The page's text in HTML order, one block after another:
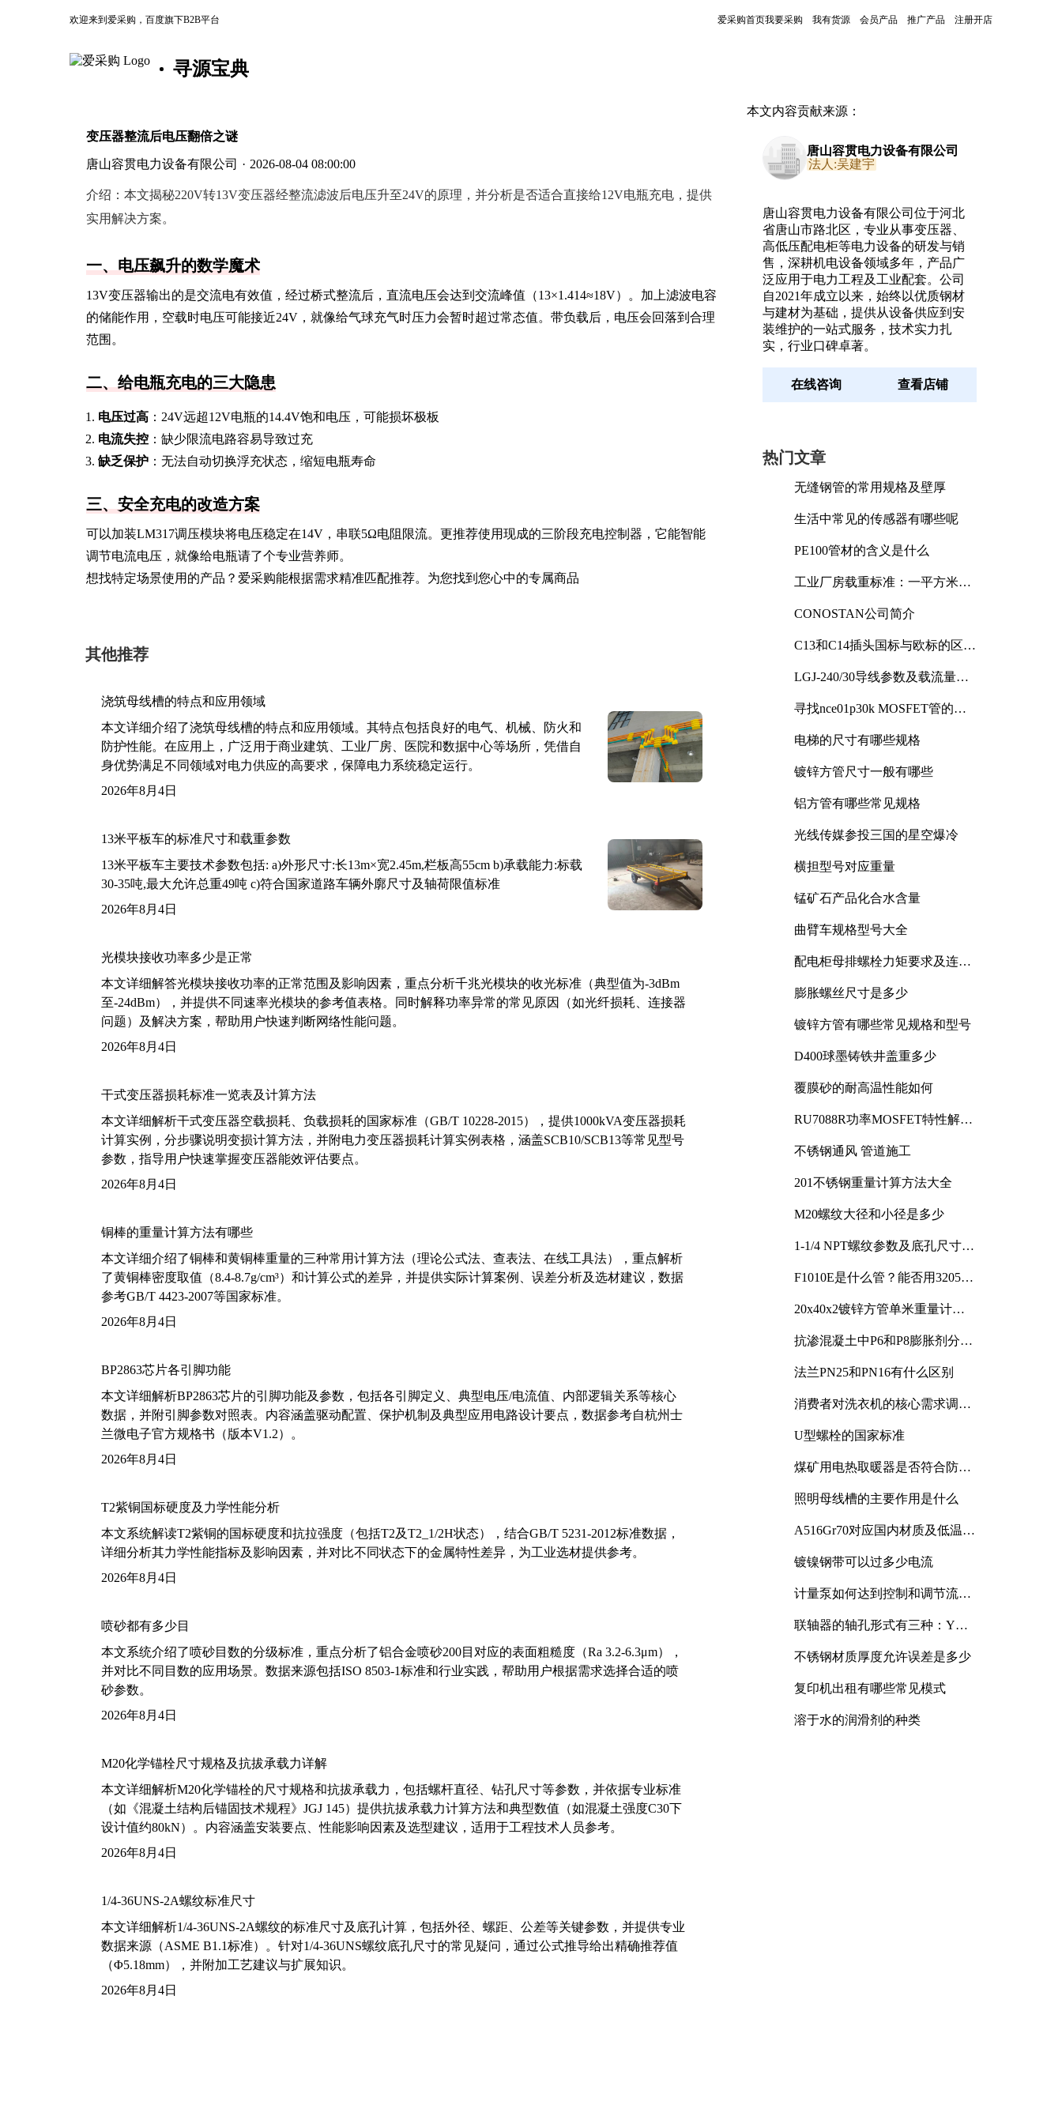
欢迎来到爱采购，百度旗下B2B平台 爱采购首页我要采购 我有货源 会员产品 推广产品 注册开店
寻源宝典
变压器整流后电压翻倍之谜
唐山容贯电力设备有限公司 · 2026-08-04 08:00:00
介绍： 本文揭秘220V转13V变压器经整流滤波后电压升至24V的原理，并分析是否适合直接给12V电瓶充电，提供
实用解决方案。
一、电压飙升的数学魔术
13V变压器输出的是交流电有效值，经过桥式整流后，直流电压会达到交流峰值（13×1.414≈18V）。加上滤波电容
的储能作用，空载时电压可能接近24V，就像给气球充气时压力会暂时超过常态值。带负载后，电压会回落到合理
范围。
二、给电瓶充电的三大隐患
电压过高 ：24V远超12V电瓶的14.4V饱和电压，可能损坏极板
电流失控 ：缺少限流电路容易导致过充
缺乏保护 ：无法自动切换浮充状态，缩短电瓶寿命
三、安全充电的改造方案
可以加装LM317调压模块将电压稳定在14V，串联5Ω电阻限流。更推荐使用现成的三阶段充电控制器，它能智能
调节电流电压，就像给电瓶请了个专业营养师。
想找特定场景使用的产品？爱采购能根据需求精准匹配推荐。为您找到您心中的专属商品
其他推荐
浇筑母线槽的特点和应用领域
本文详细介绍了浇筑母线槽的特点和应用领域。其特点包括良好的电气、机械、防火和
防护性能。在应用上，广泛用于商业建筑、工业厂房、医院和数据中心等场所，凭借自
身优势满足不同领域对电力供应的高要求，保障电力系统稳定运行。
2026年8月4日
13米平板车的标准尺寸和载重参数
13米平板车主要技术参数包括: a)外形尺寸:长13m×宽2.45m,栏板高55cm b)承载能力:标载
30-35吨,最大允许总重49吨 c)符合国家道路车辆外廓尺寸及轴荷限值标准
2026年8月4日
光模块接收功率多少是正常
本文详细解答光模块接收功率的正常范围及影响因素，重点分析千兆光模块的收光标准（典型值为-3dBm
至-24dBm），并提供不同速率光模块的参考值表格。同时解释功率异常的常见原因（如光纤损耗、连接器
问题）及解决方案，帮助用户快速判断网络性能问题。
2026年8月4日
干式变压器损耗标准一览表及计算方法
本文详细解析干式变压器空载损耗、负载损耗的国家标准（GB/T 10228-2015），提供1000kVA变压器损耗
计算实例，分步骤说明变损计算方法，并附电力变压器损耗计算实例表格，涵盖SCB10/SCB13等常见型号
参数，指导用户快速掌握变压器能效评估要点。
2026年8月4日
铜棒的重量计算方法有哪些
本文详细介绍了铜棒和黄铜棒重量的三种常用计算方法（理论公式法、查表法、在线工具法），重点解析
了黄铜棒密度取值（8.4-8.7g/cm³）和计算公式的差异，并提供实际计算案例、误差分析及选材建议，数据
参考GB/T 4423-2007等国家标准。
2026年8月4日
BP2863芯片各引脚功能
本文详细解析BP2863芯片的引脚功能及参数，包括各引脚定义、典型电压/电流值、内部逻辑关系等核心
数据，并附引脚参数对照表。内容涵盖驱动配置、保护机制及典型应用电路设计要点，数据参考自杭州士
兰微电子官方规格书（版本V1.2）。
2026年8月4日
T2紫铜国标硬度及力学性能分析
本文系统解读T2紫铜的国标硬度和抗拉强度（包括T2及T2_1/2H状态），结合GB/T 5231-2012标准数据，
详细分析其力学性能指标及影响因素，并对比不同状态下的金属特性差异，为工业选材提供参考。
2026年8月4日
喷砂都有多少目
本文系统介绍了喷砂目数的分级标准，重点分析了铝合金喷砂200目对应的表面粗糙度（Ra 3.2-6.3μm），
并对比不同目数的应用场景。数据来源包括ISO 8503-1标准和行业实践，帮助用户根据需求选择合适的喷
砂参数。
2026年8月4日
M20化学锚栓尺寸规格及抗拔承载力详解
本文详细解析M20化学锚栓的尺寸规格和抗拔承载力，包括螺杆直径、钻孔尺寸等参数，并依据专业标准
（如《混凝土结构后锚固技术规程》JGJ 145）提供抗拔承载力计算方法和典型数值（如混凝土强度C30下
设计值约80kN）。内容涵盖安装要点、性能影响因素及选型建议，适用于工程技术人员参考。
2026年8月4日
1/4-36UNS-2A螺纹标准尺寸
本文详细解析1/4-36UNS-2A螺纹的标准尺寸及底孔计算，包括外径、螺距、公差等关键参数，并提供专业
数据来源（ASME B1.1标准）。针对1/4-36UNS螺纹底孔尺寸的常见疑问，通过公式推导给出精确推荐值
（Φ5.18mm），并附加工艺建议与扩展知识。
2026年8月4日
本文内容贡献来源：
唐山容贯电力设备有限公司
法人:吴建宇
唐山容贯电力设备有限公司位于河北
省唐山市路北区，专业从事变压器、
高低压配电柜等电力设备的研发与销
售，深耕机电设备领域多年，产品广
泛应用于电力工程及工业配套。公司
自2021年成立以来，始终以优质钢材
与建材为基础，提供从设备供应到安
装维护的一站式服务，技术实力扎
实，行业口碑卓著。
在线咨询 查看店铺
热门文章
无缝钢管的常用规格及壁厚
生活中常见的传感器有哪些呢
PE100管材的含义是什么
工业厂房载重标准：一平方米能
CONOSTAN公司简介
C13和C14插头国标与欧标的区别
LGJ-240/30导线参数及载流量解
寻找nce01p30k MOSFET管的合
电梯的尺寸有哪些规格
镀锌方管尺寸一般有哪些
铝方管有哪些常见规格
光线传媒参投三国的星空爆冷
横担型号对应重量
锰矿石产品化合水含量
曲臂车规格型号大全
配电柜母排螺栓力矩要求及连接
膨胀螺丝尺寸是多少
镀锌方管有哪些常见规格和型号
D400球墨铸铁井盖重多少
覆膜砂的耐高温性能如何
RU7088R功率MOSFET特性解析
不锈钢通风 管道施工
201不锈钢重量计算方法大全
M20螺纹大径和小径是多少
1-1/4 NPT螺纹参数及底孔尺寸详
F1010E是什么管？能否用3205或
20x40x2镀锌方管单米重量计算
抗渗混凝土中P6和P8膨胀剂分别
法兰PN25和PN16有什么区别
消费者对洗衣机的核心需求调研
U型螺栓的国家标准
煤矿用电热取暖器是否符合防爆
照明母线槽的主要作用是什么
A516Gr70对应国内材质及低温冲
镀镍钢带可以过多少电流
计量泵如何达到控制和调节流量
联轴器的轴孔形式有三种：Y
不锈钢材质厚度允许误差是多少
复印机出租有哪些常见模式
溶于水的润滑剂的种类